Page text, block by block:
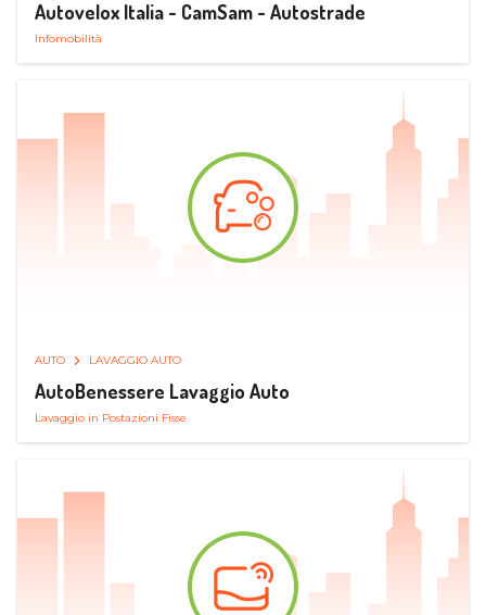
Autovelox Italia - CamSam - Autostrade
Infomobilità
AUTO LAVAGGIO AUTO
AutoBenessere Lavaggio Auto
Lavaggio in Postazioni Fisse